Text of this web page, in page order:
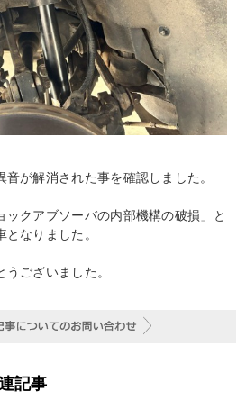
が解消された事を確認しました。
ックアブソーバの内部機構の破損」と
なりました。
ございました。
記事